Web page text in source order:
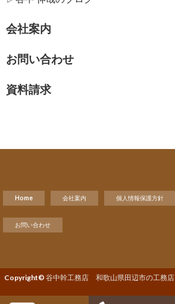
会社案内
お問い合わせ
資料請求
Home 会社案内 個人情報保護方針
お問い合わせ
Copyright© 谷中幹工務店 和歌山県田辺市の工務店